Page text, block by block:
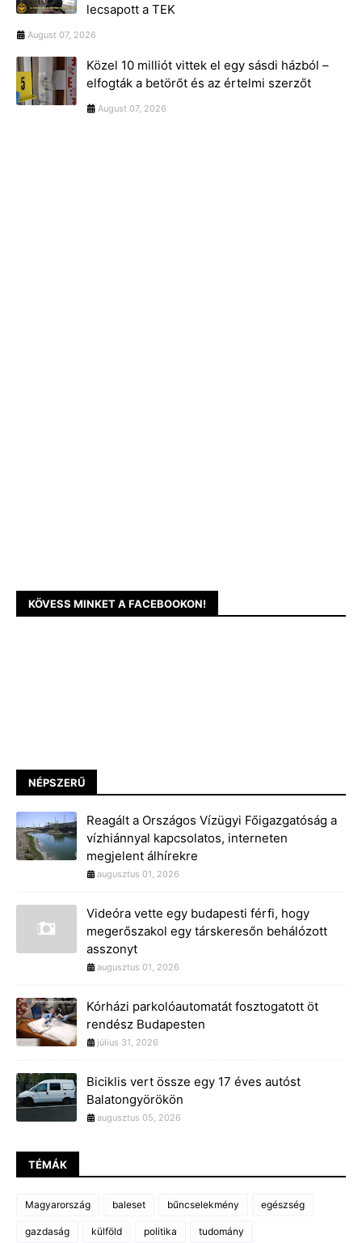
lecsapott a TEK
August 07, 2026
Közel 10 milliót vittek el egy sásdi házból –
elfogták a betörőt és az értelmi szerzőt
August 07, 2026
KÖVESS MINKET A FACEBOOKON!
NÉPSZERŰ
Reagált a Országos Vízügyi Főigazgatóság a
vízhiánnyal kapcsolatos, interneten
megjelent álhírekre
augusztus 01, 2026
Videóra vette egy budapesti férfi, hogy
megerőszakol egy társkeresőn behálózott
asszonyt
augusztus 01, 2026
Kórházi parkolóautomatát fosztogatott öt
rendész Budapesten
július 31, 2026
Biciklis vert össze egy 17 éves autóst
Balatongyörökön
augusztus 05, 2026
TÉMÁK
Magyarország baleset bűncselekmény egészség
gazdaság külföld politika tudomány